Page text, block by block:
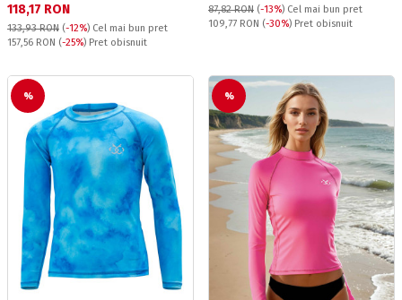
Текуща цена:
118,17 RON
133,93 RON (-12%) Cel mai bun pret
Pret obisnuit:
157,56 RON (-25%) Pret obisnuit
87,82 RON (-13%) Cel mai bun pret
Pret obisnuit:
109,77 RON (-30%) Pret obisnuit
% %